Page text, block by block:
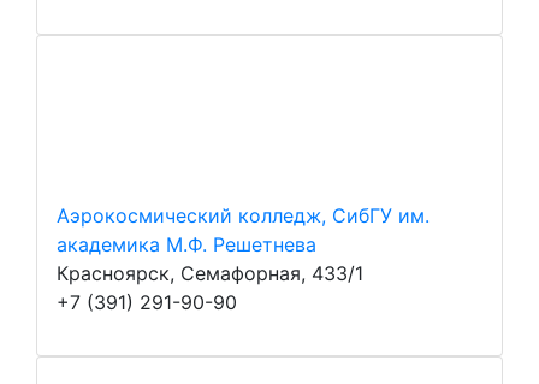
Аэрокосмический колледж, СибГУ им.
академика М.Ф. Решетнева
Красноярск, Семафорная, 433/1
+7 (391) 291-90-90